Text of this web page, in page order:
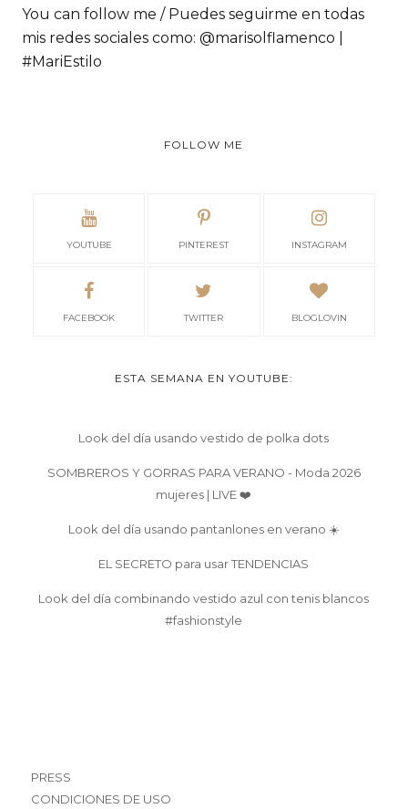
You can follow me / Puedes seguirme en todas
mis redes sociales como: @marisolflamenco |
#MariEstilo
FOLLOW ME
YOUTUBE PINTEREST INSTAGRAM
FACEBOOK TWITTER BLOGLOVIN
ESTA SEMANA EN YOUTUBE:
Look del día usando vestido de polka dots
SOMBREROS Y GORRAS PARA VERANO - Moda 2026
mujeres | LIVE ❤️
Look del día usando pantanlones en verano ☀️
EL SECRETO para usar TENDENCIAS
Look del día combinando vestido azul con tenis blancos
#fashionstyle
PRESS
CONDICIONES DE USO